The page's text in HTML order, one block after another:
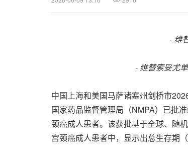
- 维
- 维替索妥尤
中国上海和美国马萨诸塞州剑桥市
国家药品监督管理局（NMPA）已批
颈癌成人患者。该获批基于全球、随
宫颈癌成人患者中，显示出总生存期